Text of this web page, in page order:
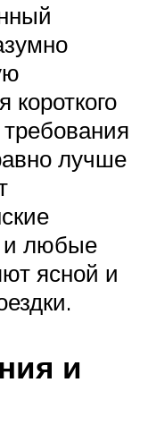
лучше
и любые
ясной и
и